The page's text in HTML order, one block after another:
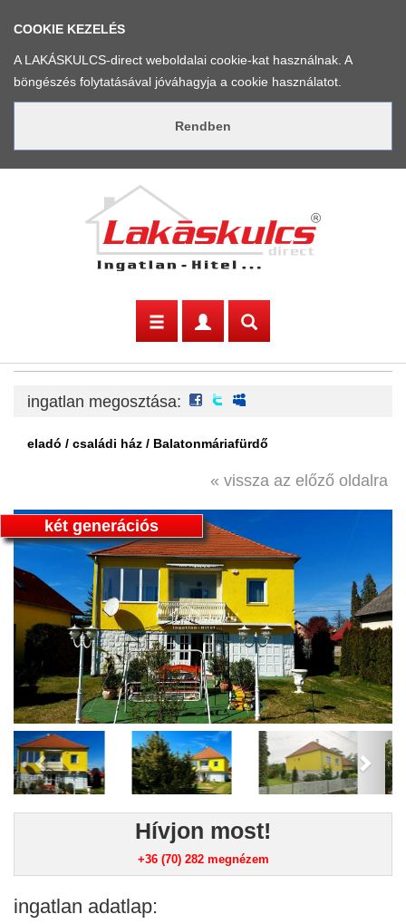
COOKIE KEZELÉS
A LAKÁSKULCS-direct weboldalai cookie-kat használnak. A
böngészés folytatásával jóváhagyja a cookie használatot.
ingatlan megosztása: facebook
twitter
eladó / családi ház / Balatonmáriafürdő
« vissza az előző oldalra
két generációs
Previous Next
Hívjon most!
+36 (70) 282 megnézem
ingatlan adatlap: